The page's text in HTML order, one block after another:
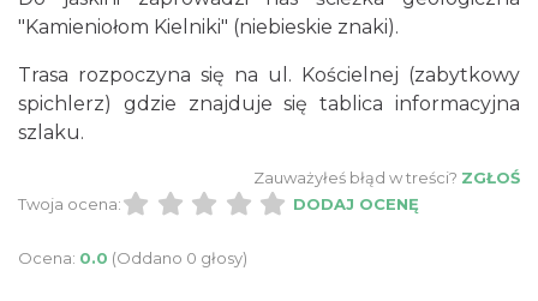
"Kamieniołom Kielniki" (niebieskie znaki).
Trasa rozpoczyna się na ul. Kościelnej (zabytkowy
spichlerz) gdzie znajduje się tablica informacyjna
szlaku.
Zauważyłeś błąd w treści? ZGŁOŚ
Twoja ocena:
DODAJ OCENĘ
Ocena: 0.0 (Oddano 0 głosy)